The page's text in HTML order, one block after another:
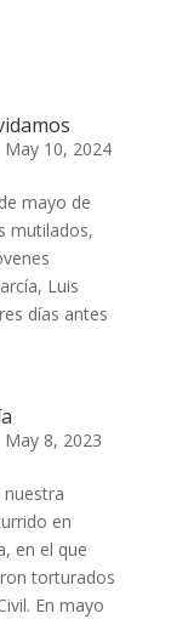
May 10, 2024
mayo de
mutilados,
Luis
días antes
May 8, 2023
en
en el que
torturados
En mayo